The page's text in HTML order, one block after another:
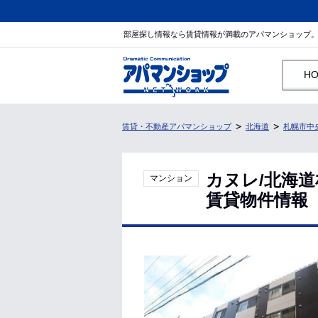
部屋探し情報なら賃貸情報が満載のアパマンショップ
賃貸・不動産アパマンショップ 北海道 札幌市中
マンション
カヌレ/北海
賃貸物件情報